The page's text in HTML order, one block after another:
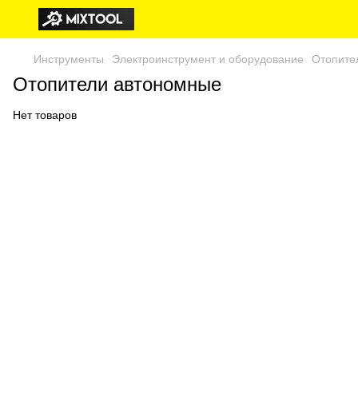
Инструменты Электроинструмент и оборудование
Отопители автономные
Нет товаров